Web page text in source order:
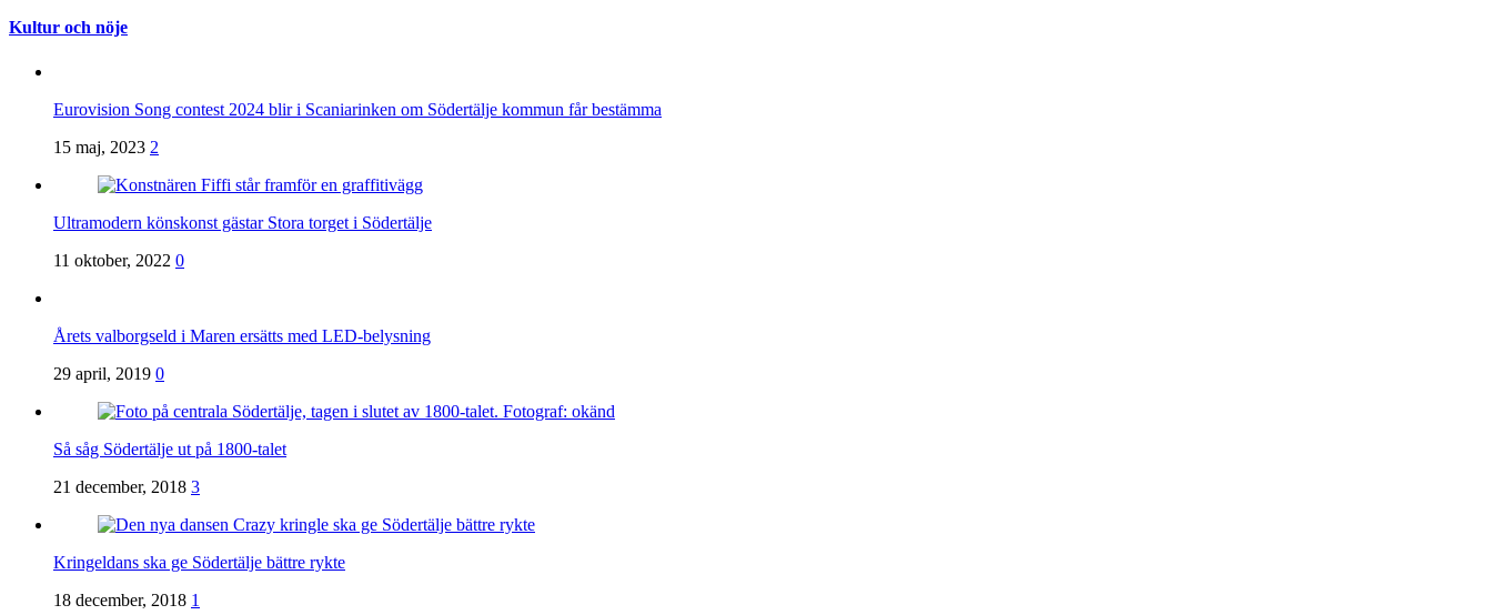
Kultur och nöje
Eurovision Song contest 2024 blir i Scaniarinken om Södertälje kommun får bestämma
15 maj, 2023 2
Ultramodern könskonst gästar Stora torget i Södertälje
11 oktober, 2022 0
Årets valborgseld i Maren ersätts med LED-belysning
29 april, 2019 0
Så såg Södertälje ut på 1800-talet
21 december, 2018 3
Kringeldans ska ge Södertälje bättre rykte
18 december, 2018 1